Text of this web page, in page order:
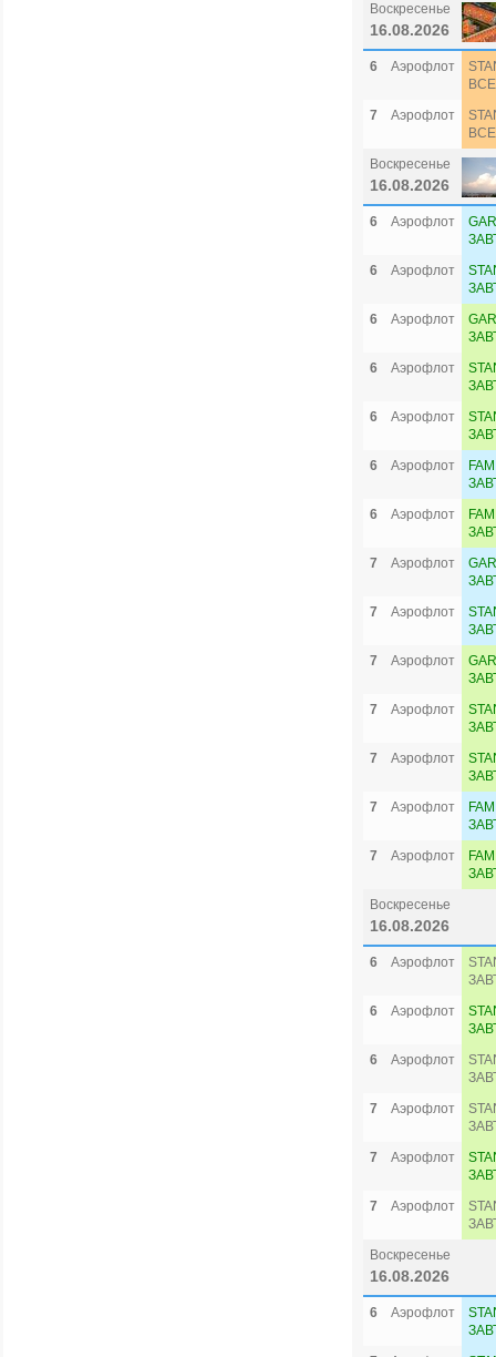
Воскресенье
16.08.2026
6 Аэрофлот
7
Аэрофлот
Воскресенье
16.08.2026
6 Аэрофлот
6
Аэрофлот
6
Аэрофлот
6
Аэрофлот
6
Аэрофлот
6
Аэрофлот
6
Аэрофлот
7
Аэрофлот
7
Аэрофлот
7
Аэрофлот
7
Аэрофлот
7
Аэрофлот
7
Аэрофлот
7
Аэрофлот
Воскресенье
16.08.2026
6 Аэрофлот
6
Аэрофлот
6
Аэрофлот
7
Аэрофлот
7
Аэрофлот
7
Аэрофлот
Воскресенье
16.08.2026
6 Аэрофлот